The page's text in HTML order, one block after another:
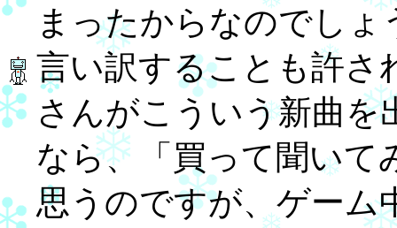
まったからなのでしょ
言い訳することも許さ
さんがこういう新曲を
なら、「買って聞いて
思うのですが、ゲーム